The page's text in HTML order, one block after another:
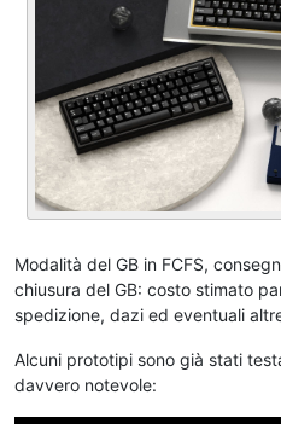
Modalità del GB in FCFS,
chiusura del GB: costo stimato
spedizione, dazi ed eventuali
Alcuni prototipi sono già stati
davvero notevole: